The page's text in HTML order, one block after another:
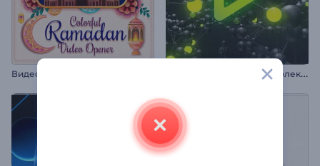
А
нимация лого: Взрыв молекул